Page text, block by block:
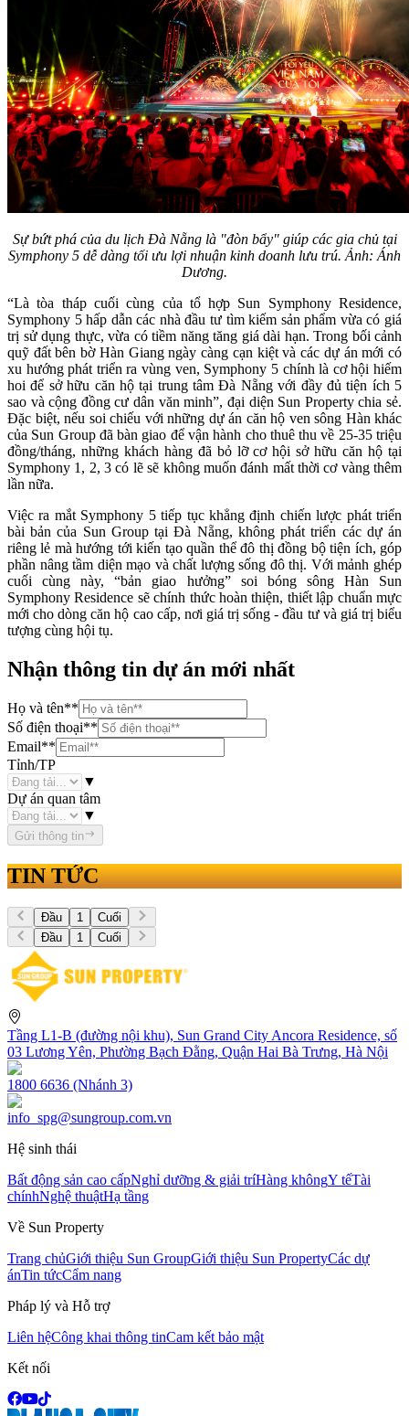
Sự bứt phá của du lịch Đà Nẵng là "đòn bẩy" giúp các gia chủ tại
Symphony 5 dễ dàng tối ưu lợi nhuận kinh doanh lưu trú. Ảnh: Ánh
Dương.
“Là tòa tháp cuối cùng của tổ hợp Sun Symphony Residence,
Symphony 5 hấp dẫn các nhà đầu tư tìm kiếm sản phẩm vừa có giá
trị sử dụng thực, vừa có tiềm năng tăng giá dài hạn. Trong bối cảnh
quỹ đất bên bờ Hàn Giang ngày càng cạn kiệt và các dự án mới có
xu hướng phát triển ra vùng ven, Symphony 5 chính là cơ hội hiếm
hoi để sở hữu căn hộ tại trung tâm Đà Nẵng với đầy đủ tiện ích 5
sao và cộng đồng cư dân văn minh”, đại diện Sun Property chia sẻ.
Đặc biệt, nếu soi chiếu với những dự án căn hộ ven sông Hàn khác
của Sun Group đã bàn giao để vận hành cho thuê thu về 25-35 triệu
đồng/tháng, những khách hàng đã bỏ lỡ cơ hội sở hữu căn hộ tại
Symphony 1, 2, 3 có lẽ sẽ không muốn đánh mất thời cơ vàng thêm
lần nữa.
Việc ra mắt Symphony 5 tiếp tục khẳng định chiến lược phát triển
bài bản của Sun Group tại Đà Nẵng, không phát triển các dự án
riêng lẻ mà hướng tới kiến tạo quần thể đô thị đồng bộ tiện ích, góp
phần nâng tầm diện mạo và chất lượng sống đô thị. Với mảnh ghép
cuối cùng này, “bản giao hưởng” soi bóng sông Hàn Sun
Symphony Residence sẽ chính thức hoàn thiện, thiết lập chuẩn mực
mới cho dòng căn hộ cao cấp, nơi giá trị sống - đầu tư và giá trị biểu
tượng cùng hội tụ.
Nhận thông tin dự án mới nhất
Họ và tên**
Số điện thoại**
Email**
Tỉnh/TP
▼
Dự án quan tâm
▼
Gửi thông tin
TIN TỨC
Đầu 1
Cuối
Đầu
1 Cuối
Tầng L1-B (đường nội khu), Sun Grand City Ancora Residence, số
03 Lương Yên, Phường Bạch Đằng, Quận Hai Bà Trưng, Hà Nội
1800 6636 (Nhánh 3)
info_spg@sungroup.com.vn
Hệ sinh thái
Bất động sản cao cấpNghỉ dưỡng & giải tríHàng khôngY tếTài
chínhNghệ thuậtHạ tầng
Về Sun Property
Trang chủGiới thiệu Sun GroupGiới thiệu Sun PropertyCác dự
ánTin tứcCẩm nang
Pháp lý và Hỗ trợ
Liên hệCông khai thông tinCam kết bảo mật
Kết nối